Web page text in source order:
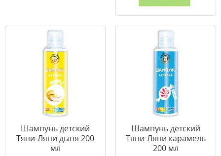
Шампунь детский
Тяпи-Ляпи дыня 200
мл
Шампунь детский
Тяпи-Ляпи карамель
200 мл